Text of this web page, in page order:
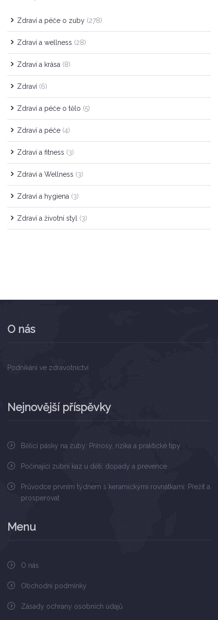
Zdraví a péče o zuby (278)
Zdraví a wellness (28)
Zdraví a krása (8)
Zdraví (6)
Zdraví a péče o tělo (5)
Zdraví a péče (4)
Zdraví a fitness (3)
Zdraví a Wellness (3)
Zdraví a hygiena (3)
Zdraví a životní styl (3)
O nás
Podnikání ve zdravotnictví
Nejnovější příspěvky
Bělicí pásky na zuby: Přínosy, rizika a praktické tipy
Počínající zubní kaz u dětí: dopady a prevence
Průvodce prvním týdnem s keramickými rovnátkami: Přežít a
prosperovat
Menu
O nás
Obchodní podmínky
Zásady ochrany osobních údajů